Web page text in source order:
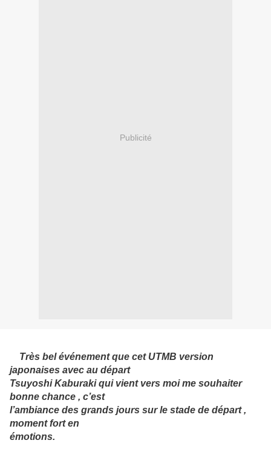
Publicité
Très bel événement que cet UTMB version
japonaises avec au départ
Tsuyoshi Kaburaki qui vient vers moi me souhaiter
bonne chance , c’est
l’ambiance des grands jours sur le stade de départ ,
moment fort en
émotions.